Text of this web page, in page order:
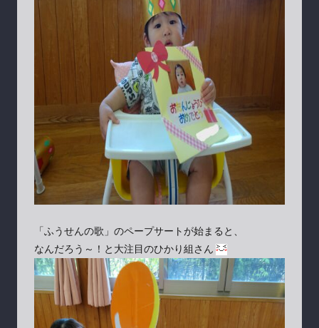
「ふうせんの歌」のペープサートが始まると、
なんだろう～！と大注目のひかり組さん